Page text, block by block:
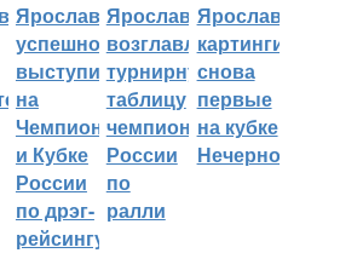
Ярославцы
успешно
выступили
на
Чемпионате
и Кубке
России
по дрэг-
рейсингу
Ярославцы
возглавляют
турнирную
таблицу
чемпионата
России
по
ралли
Ярославские
картингисты
снова
первые
на кубке
Нечерноземья